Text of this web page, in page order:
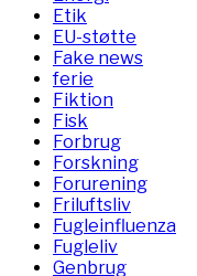
Etik
EU-støtte
Fake news
ferie
Fiktion
Fisk
Forbrug
Forskning
Forurening
Friluftsliv
Fugleinfluenza
Fugleliv
Genbrug